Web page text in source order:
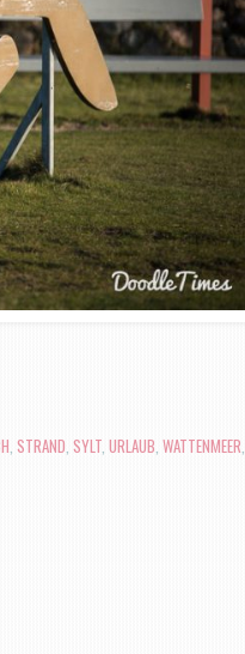
, STRAND, SYLT, URLAUB, WATTENMEER,